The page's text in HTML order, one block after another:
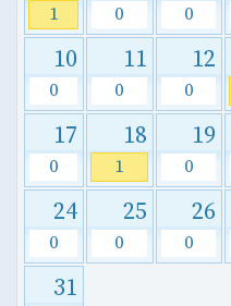
1 0 0
10
0
11
0
12
0
17
0
18
1
19
0
24
0
25
0
26
0
31